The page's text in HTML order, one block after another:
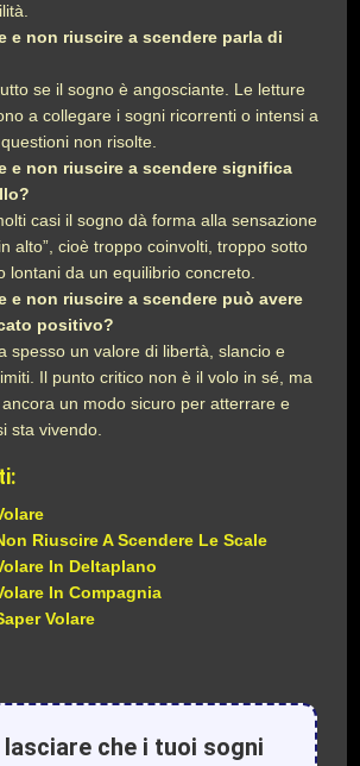
e non riuscire a scendere parla di
se il sogno è angosciante. Le letture
a collegare i sogni ricorrenti o intensi a
non risolte.
e non riuscire a scendere significa
casi il sogno dà forma alla sensazione
alto”, cioè troppo coinvolti, troppo sotto
lontani da un equilibrio concreto.
e non riuscire a scendere può avere
positivo?
spesso un valore di libertà, slancio e
Il punto critico non è il volo in sé, ma
un modo sicuro per atterrare e
sta vivendo.
Riuscire A Scendere Le Scale
In Deltaplano
In Compagnia
Volare
lasciare che i tuoi sogni